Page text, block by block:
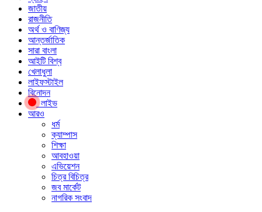
জাতীয়
রাজনীতি
অর্থ ও বাণিজ্য
আন্তর্জাতিক
সারা বাংলা
আইটি বিশ্ব
খেলাধুলা
লাইফস্টাইল
বিনোদন
লাইভ
আরও
ধর্ম
ক্যাম্পাস
শিক্ষা
আবহাওয়া
এভিয়েশন
চিত্র বিচিত্র
জব মার্কেট
নাগরিক সংবাদ